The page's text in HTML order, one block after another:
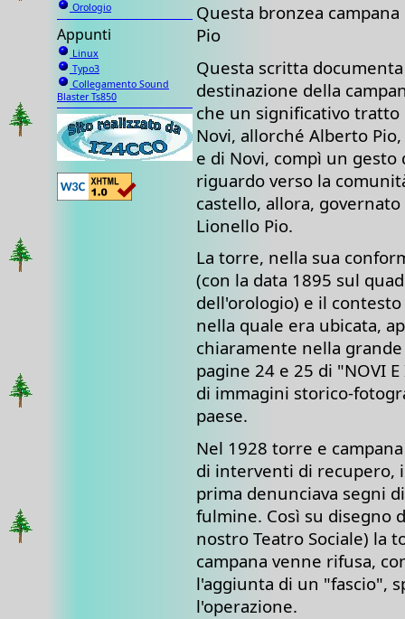
Orologio
Appunti
Linux
Typo3
Collegamento Sound
Blaster Ts850
Questa bronzea
Pio
Questa scritta
destinazione della
che un significativo tratto
Novi, allorché Alberto
e di Novi, compì un
riguardo verso la
castello, allora,
Lionello Pio.
La torre, nella sua
(con la data 1895 sul
dell'orologio) e il contesto
nella quale era ubicata,
chiaramente nella
pagine 24 e 25 di "NOVI
di immagini storico-
paese.
Nel 1928 torre e
di interventi di recupero,
prima denunciava segni
fulmine. Così su disegno
nostro Teatro Sociale) la
campana venne rifusa,
l'aggiunta di un "fascio",
l'operazione.